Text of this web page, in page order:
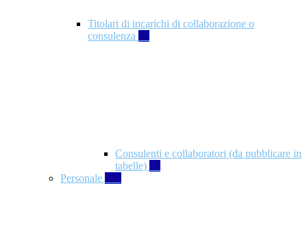
Titolari di incarichi di collaborazione o
consulenza 57
Consulenti e collaboratori (da pubblicare in
tabelle) 49
Personale 660